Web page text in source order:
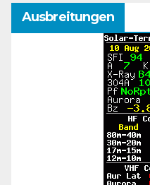
Ausbreitungen